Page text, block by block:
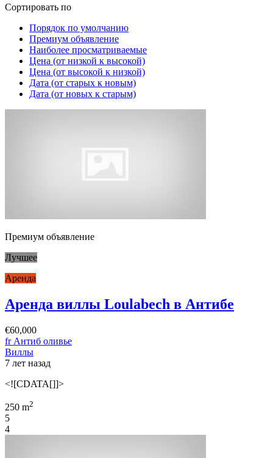
Сортировать по
Порядок по умолчанию
Премиум объявление
Наиболее просматриваемые
Цена (от низкой к высокой)
Цена (от высокой к низкой)
Дата (от старых к новым)
Дата (от новых к старым)
Премиум объявление
Лучшее
Аренда
Аренда виллы Loulabech в Антибе
€60,000
fr Антиб оливье
Виллы
7 лет назад
<![CDATA[]]>
250 m2
5
4